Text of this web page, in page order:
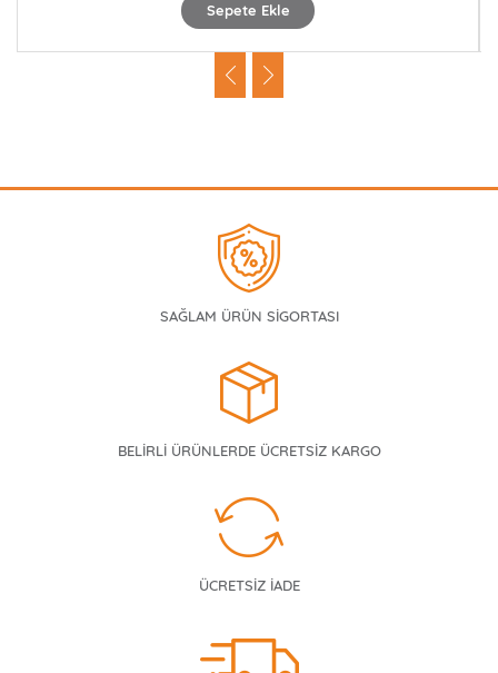
Sepete Ekle
SAĞLAM ÜRÜN SİGORTASI
BELİRLİ ÜRÜNLERDE ÜCRETSİZ KARGO
ÜCRETSİZ İADE